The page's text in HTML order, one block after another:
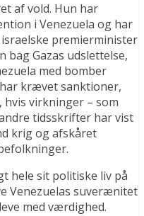
af vold. Hun har
i Venezuela og har
premierminister
bag Gazas udslettelse,
med bomber
krævet sanktioner,
virkninger – som
tidsskrifter har vist
krig og afskåret
hele sit politiske liv på
Venezuelas suverænitet
med værdighed.